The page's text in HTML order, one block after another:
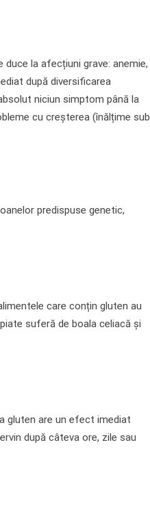
la afecțiuni grave: anemie,
după diversificarea
niciun simptom până la
cu creșterea (înălțime sub
predispuse genetic,
care conțin gluten au
suferă de boala celiacă și
gluten are un efect imediat
după câteva ore, zile sau